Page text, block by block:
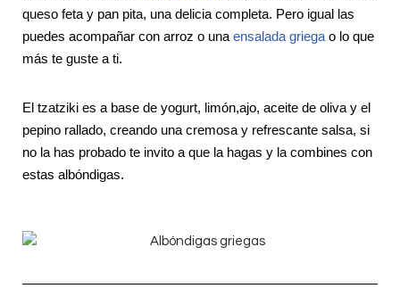
queso feta y pan pita, una delicia completa. Pero igual las
puedes acompañar con arroz o una ensalada griega o lo que
más te guste a ti.
El tzatziki es a base de yogurt, limón,ajo, aceite de oliva y el
pepino rallado, creando una cremosa y refrescante salsa, si
no la has probado te invito a que la hagas y la combines con
estas albóndigas.